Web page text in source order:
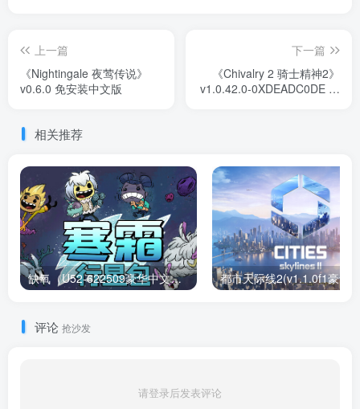
上一篇
《Nightingale 夜莺传说》
v0.6.0 免安装中文版
下一篇
《Chivalry 2 骑士精神2》
v1.0.42.0-0XDEADC0DE 联
相关推荐
缺氧（U52-622509豪华中文版）下载
评论 抢沙发
请登录后发表评论